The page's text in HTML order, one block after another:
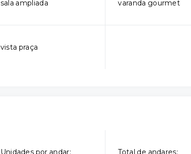
sala ampliada varanda gourmet
vista praça
Unidades por andar: Total de andares: